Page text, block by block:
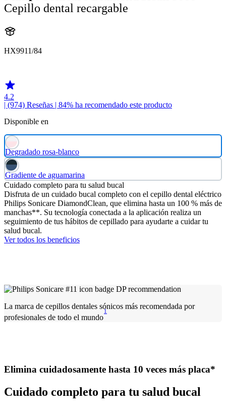
Cepillo dental recargable
HX9911/84
4.2
| (974) Reseñas | 84% ha recomendado este producto
Disponible en
Degradado rosa-blanco
Gradiente de aguamarina
Cuidado completo para tu salud bucal
Disfruta de un cuidado bucal completo con el cepillo dental eléctrico
Philips Sonicare DiamondClean, que elimina hasta un 100 % más de
manchas**. Su tecnología conectada a la aplicación realiza un
seguimiento de tus hábitos de cepillado para ayudarte a cuidar tu
salud bucal.
Ver todos los beneficios
La marca de cepillos dentales sónicos más recomendada por
profesionales de todo el mundo
1
Elimina cuidadosamente hasta 10 veces más placa*
Cuidado completo para tu salud bucal